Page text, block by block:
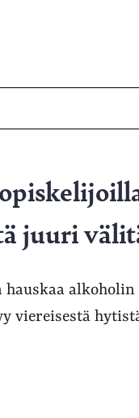
juuri
viereisestä